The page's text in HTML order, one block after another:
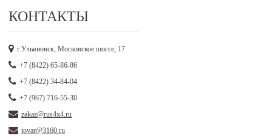
КОНТАКТЫ
г.Ульяновск, Московское шоссе, 17
+7 (8422) 65-86-86
+7 (8422) 34-84-04
+7 (967) 716-55-30
zakaz@rus4x4.ru
tovar@3160.ru